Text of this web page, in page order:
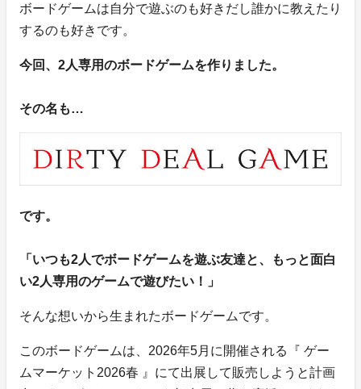
ボードゲームは自分で遊ぶのも好きだし誰かに教えたり
するのも好きです。
今回、2人専用のボードゲームを作りました。
その名も…
です。
「いつも2人でボードゲームを遊ぶ友達と、もっと面白
い2人専用のゲームで遊びたい！」
そんな想いから生まれたボードゲームです。
このボードゲームは、2026年5月に開催される『 ゲー
ムマーケット2026春 』にて出展して販売しようと計画